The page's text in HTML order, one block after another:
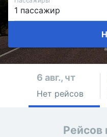
6 авг., чт
Нет рейсов
Рейсов